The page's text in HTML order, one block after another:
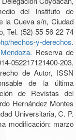
del Instituto de
la Cueva s/n, Ciudad
Tel. (52) 55 56 22 74
hechos-y-derechos.
. Reserva de
052217121400-203,
de Autor, ISSN
de la última
de Revistas del
Hernández Montes
Universitaria, C. P.
modificación: marzo